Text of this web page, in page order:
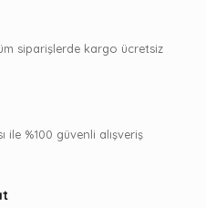
ederiz.
siparişlerde kargo ücretsiz
ile %100 güvenli alışveriş